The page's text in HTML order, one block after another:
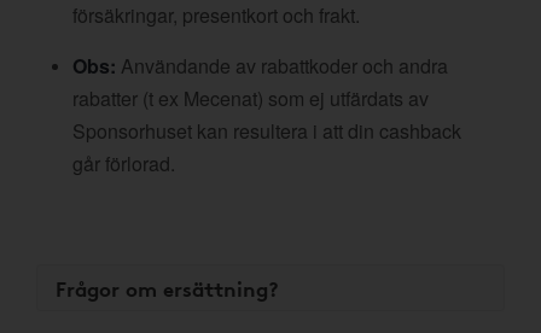
försäkringar, presentkort och frakt.
Obs: Användande av rabattkoder och andra
rabatter (t ex Mecenat) som ej utfärdats av
Sponsorhuset kan resultera i att din cashback
går förlorad.
Frågor om ersättning?